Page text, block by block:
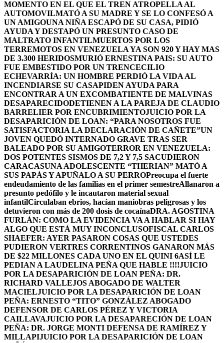
MOMENTO EN EL QUE EL TREN ATROPELLA AL
AUTOMOVILMATÓ A SU MADRE Y SE LO CONFESÓ A
UN AMIGOUNA NIÑA ESCAPÓ DE SU CASA, PIDIÓ
AYUDA Y DESTAPÓ UN PRESUNTO CASO DE
MALTRATO INFANTILMUERTOS POR LOS
TERREMOTOS EN VENEZUELA YA SON 920 Y HAY MAS
DE 3.300 HERIDOSMURIÓ ERNESTINA PAIS: SU AUTO
FUE EMBESTIDO POR UN TRENCECILIO
ECHEVARRÍA: UN HOMBRE PERDIÓ LA VIDA AL
INCENDIARSE SU CASAPIDEN AYUDA PARA
ENCONTRAR A UN EXCOMBATIENTE DE MALVINAS
DESAPARECIDODETIENEN A LA PAREJA DE CLAUDIO
BARRELIER POR ENCUBRIMIENTOJUICIO POR LA
DESAPARICIÓN DE LOAN: “PARA NOSOTROS FUE
SATISFACTORIA LA DECLARACIÓN DE CAÑETE”UN
JOVEN QUEDÓ INTERNADO GRAVE TRAS SER
BALEADO POR SU AMIGOTERROR EN VENEZUELA:
DOS POTENTES SISMOS DE 7,2 Y 7,5 SACUDIERON
CARACASUNA ADOLESCENTE “THERIAN” MATÓ A
SUS PAPÁS Y APUÑALO A SU PERROPreocupa el fuerte
endeudamiento de las familias en el primer semestreAllanaron a
presunto pedófilo y le incautaron material sexual
infantilCirculaban ebrios, hacían maniobras peligrosas y los
detuvieron con más de 200 dosis de cocaínaDRA. AGOSTINA
FURLÁN: COMO LA EVIDENCIA VA A HABLAR SI HAY
ALGO QUE ESTÁ MUY INCONCLUSOFISCAL CARLOS
SHAEFER: AYER PASARON COSAS QUE USTEDES
PUDIERON VERTRES CORRENTINOS GANARON MÁS
DE $22 MILLONES CADA UNO EN EL QUINI 6ASÍ LE
PEDIAN A LAUDELINA PEÑA QUE HABLE !!!!JUICIO
POR LA DESAPARICIÓN DE LOAN PEÑA: DR.
RICHARD VALLEJOS ABOGADO DE WALTER
MACIELJUICIO POR LA DESAPARICIÓN DE LOAN
PEÑA: ERNESTO “TITO” GONZÁLEZ ABOGADO
DEFENSOR DE CARLOS PÉREZ Y VICTORIA
CAILLAVAJUICIO POR LA DESAPARECIÓN DE LOAN
PEÑA: DR. JORGE MONTI DEFENSA DE RAMÍREZ Y
MILLAPIJUICIO POR LA DESAPARICIÓN DE LOAN